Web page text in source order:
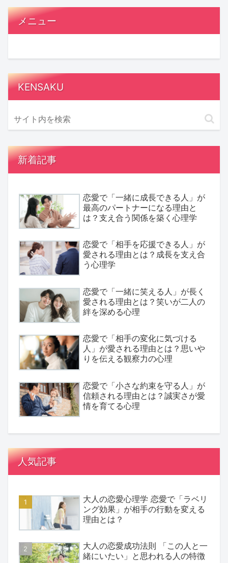
メニュー
KENSAKU
新着記事
恋愛で「一緒に成長できる人」が
最高のパートナーになる理由と
は？支え合う関係を築く心理学
恋愛で「相手を応援できる人」が
愛される理由とは？成長を支え合
う心理学
恋愛で「一緒に笑える人」が長く
愛される理由とは？笑いが二人の
絆を深める心理
恋愛で「相手の変化に気づける
人」が愛される理由とは？思いや
りを伝える観察力の心理
恋愛で「小さな約束を守る人」が
信頼される理由とは？誠実さが愛
情を育てる心理
人気記事
大人の恋愛心理学 恋愛で「ラベリ
ング効果」が相手の行動を変える
理由とは？
大人の恋愛成功法則 「この人と一
緒にいたい」と思われる人の特徴